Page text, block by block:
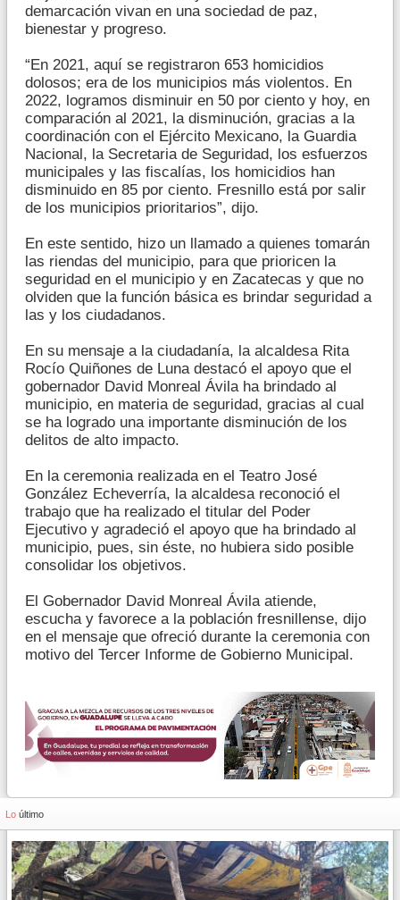
demarcación vivan en una sociedad de paz,
bienestar y progreso.
“En 2021, aquí se registraron 653 homicidios
dolosos; era de los municipios más violentos. En
2022, logramos disminuir en 50 por ciento y hoy, en
comparación al 2021, la disminución, gracias a la
coordinación con el Ejército Mexicano, la Guardia
Nacional, la Secretaria de Seguridad, los esfuerzos
municipales y las fiscalías, los homicidios han
disminuido en 85 por ciento. Fresnillo está por salir
de los municipios prioritarios”, dijo.
En este sentido, hizo un llamado a quienes tomarán
las riendas del municipio, para que prioricen la
seguridad en el municipio y en Zacatecas y que no
olviden que la función básica es brindar seguridad a
las y los ciudadanos.
En su mensaje a la ciudadanía, la alcaldesa Rita
Rocío Quiñones de Luna destacó el apoyo que el
gobernador David Monreal Ávila ha brindado al
municipio, en materia de seguridad, gracias al cual
se ha logrado una importante disminución de los
delitos de alto impacto.
En la ceremonia realizada en el Teatro José
González Echeverría, la alcaldesa reconoció el
trabajo que ha realizado el titular del Poder
Ejecutivo y agradeció el apoyo que ha brindado al
municipio, pues, sin éste, no hubiera sido posible
consolidar los objetivos.
El Gobernador David Monreal Ávila atiende,
escucha y favorece a la población fresnillense, dijo
en el mensaje que ofreció durante la ceremonia con
motivo del Tercer Informe de Gobierno Municipal.
Lo último